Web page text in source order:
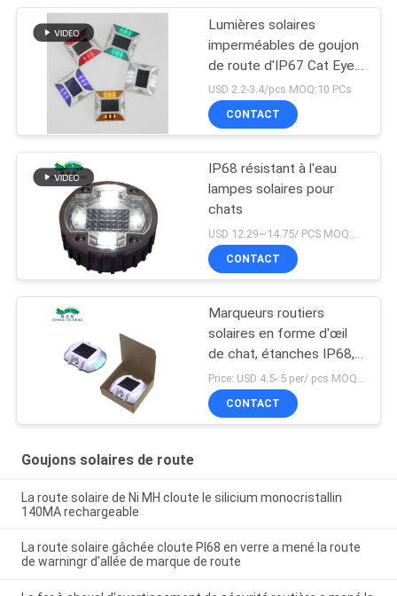
Lumières solaires
imperméables de goujon
de route d'IP67 Cat Eye
Road Stud Outdoor
USD 2.2-3.4/pcs MOQ:10 PCs
CONTACT
IP68 résistant à l'eau
lampes solaires pour
chats
CONTACT
Marqueurs routiers
solaires en forme d'œil
de chat, étanches IP68,
deux modes
CONTACT
Goujons solaires de route
La route solaire de Ni MH cloute le silicium monocristallin
140MA rechargeable
La route solaire gâchée cloute PI68 en verre a mené la route
de warningr d'allée de marque de route